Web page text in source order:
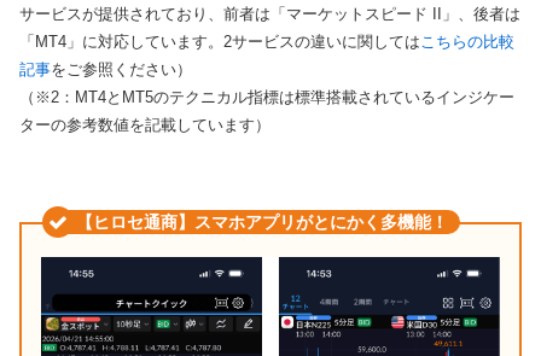
サービスが提供されており、前者は「マーケットスピード II」、後者は
「MT4」に対応しています。2サービスの違いに関してはこちらの比較
記事をご参照ください）
（※2：MT4とMT5のテクニカル指標は標準搭載されているインジケー
ターの参考数値を記載しています）
【ヒロセ通商】スマホアプリがとにかく多機能！